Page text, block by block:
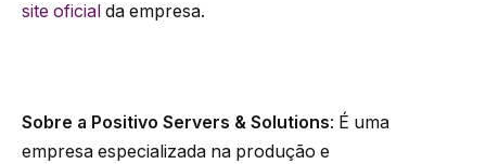
site oficial da empresa.
Sobre a Positivo Servers & Solutions: É uma
empresa especializada na produção e